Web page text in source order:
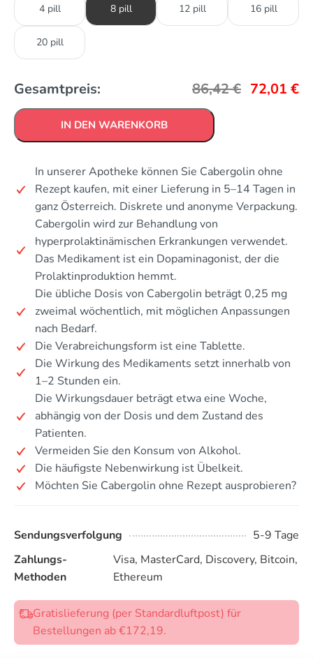
4 pill 8 pill 12 pill 16 pill
20 pill
Gesamtpreis: 86,42€ 72,01 €
IN DEN WARENKORB
In unserer Apotheke können Sie Cabergolin ohne
Rezept kaufen, mit einer Lieferung in 5–14 Tagen in
ganz Österreich. Diskrete und anonyme Verpackung.
Cabergolin wird zur Behandlung von
hyperprolaktinämischen Erkrankungen verwendet.
Das Medikament ist ein Dopaminagonist, der die
Prolaktinproduktion hemmt.
Die übliche Dosis von Cabergolin beträgt 0,25 mg
zweimal wöchentlich, mit möglichen Anpassungen
nach Bedarf.
Die Verabreichungsform ist eine Tablette.
Die Wirkung des Medikaments setzt innerhalb von
1–2 Stunden ein.
Die Wirkungsdauer beträgt etwa eine Woche,
abhängig von der Dosis und dem Zustand des
Patienten.
Vermeiden Sie den Konsum von Alkohol.
Die häufigste Nebenwirkung ist Übelkeit.
Möchten Sie Cabergolin ohne Rezept ausprobieren?
Sendungsverfolgung
5-9 Tage
Zahlungs-
Methoden
Visa, MasterCard, Discovery, Bitcoin,
Ethereum
Gratislieferung (per Standardluftpost) für
Bestellungen ab €172,19.